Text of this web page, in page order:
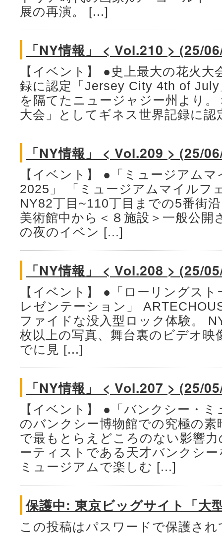
展の再演。 [...]
「NY情報」 < Vol.210 > (25/
【イベント】 ●史上最大の花火
録に認定「Jersey City 4th of
を隔てたニュージャジー州より
大会」としてギネス世界記録に
「NY情報」 < Vol.209 > (25/
【イベント】 ●「ミュージアム
2025」 「ミュージアムマイルフ
NY82丁目~110丁目までの5番街
美術館中から＜８施設＞一般公開
の夜のイベン [...]
「NY情報」 < Vol.208 > (25/
【イベント】 ●「ローリングス
レゼンテーション」
ファイドな没入型ロック体験。
枚以上の写真、舞台裏のビデオ映
でに見 [...]
「NY情報」 < Vol.207 > (25/
【イベント】 ●「バンクシー・
のバンクシー博物館での究極の
で最もとらえどころのない影響
ーティストである天才バンクシ
ミュージアムで楽しむ [...]
保護中: 東京ビッグサイト「大
この投稿はパスワードで保護さ